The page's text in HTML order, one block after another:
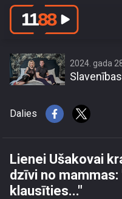
Lienei
2024. gada
Dalies
Lienei Ušakovai
dzīvi no mammas:
klausīties..."